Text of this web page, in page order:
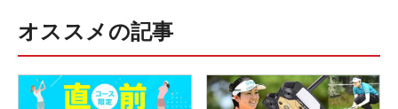
オススメの記事